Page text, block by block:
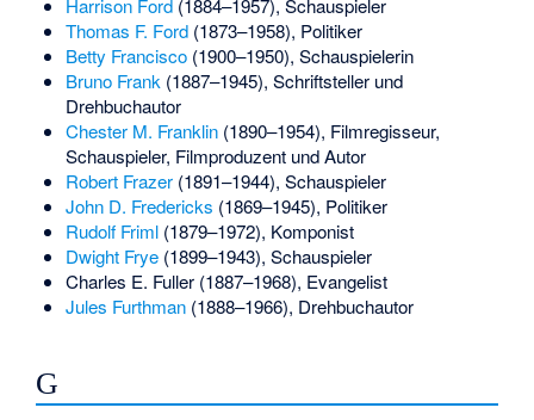
Harrison Ford(1884–1957), Schauspieler
Thomas F. Ford(1873–1958), Politiker
Betty Francisco(1900–1950), Schauspielerin
Bruno Frank(1887–1945), Schriftsteller und
Drehbuchautor
Chester M. Franklin(1890–1954), Filmregisseur,
Schauspieler, Filmproduzent und Autor
Robert Frazer(1891–1944), Schauspieler
John D. Fredericks (1869–1945), Politiker
Rudolf Friml(1879–1972), Komponist
Dwight Frye(1899–1943), Schauspieler
Charles E. Fuller(1887–1968), Evangelist
Jules Furthman(1888–1966), Drehbuchautor
G